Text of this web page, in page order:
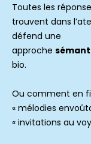
Toutes les
trouvent dans
défend une
approche
bio.
Ou comment en
« mélodies
« invitations au